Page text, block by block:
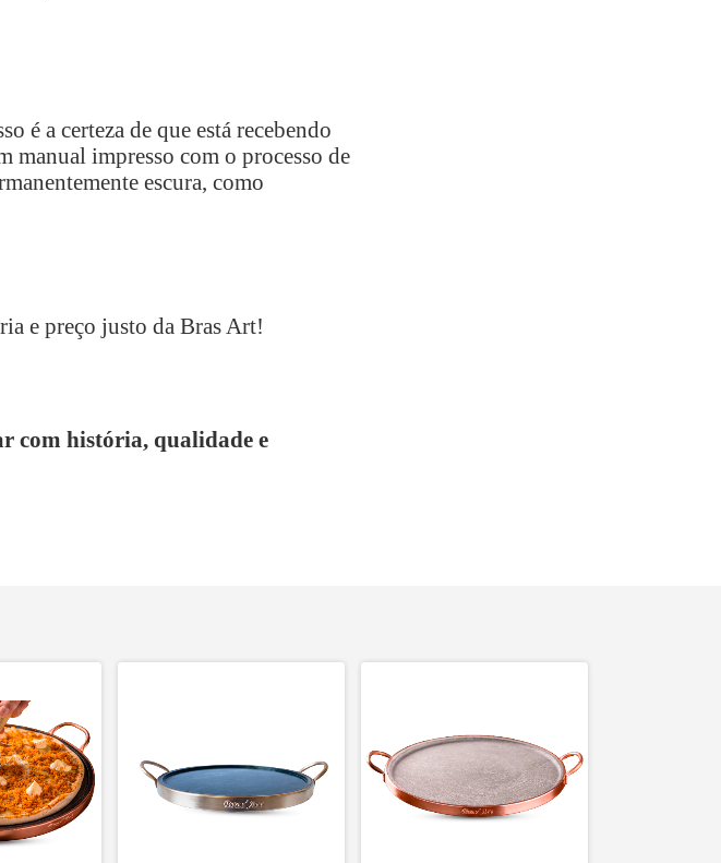
é a certeza de que está recebendo
manual impresso com o processo de
escura, como
e preço justo da Bras Art!
com história, qualidade e